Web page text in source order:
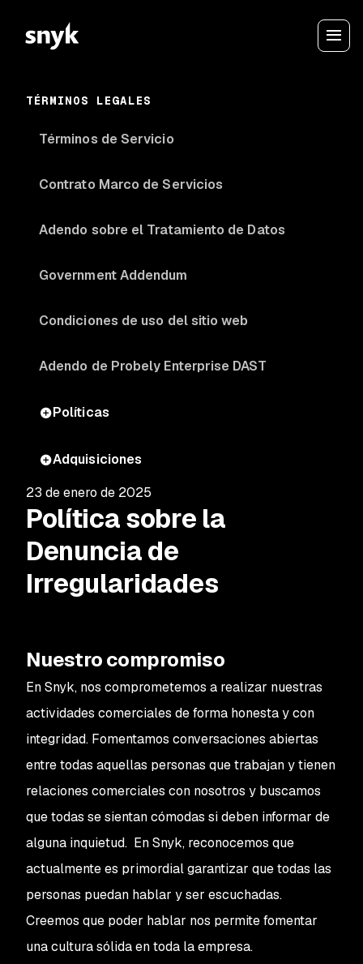
TÉRMINOS LEGALES
Términos de Servicio
Contrato Marco de Servicios
Adendo sobre el Tratamiento de Datos
Government Addendum
Condiciones de uso del sitio web
Adendo de Probely Enterprise DAST
Políticas
Adquisiciones
23 de enero de 2025
Política sobre la
Denuncia de
Irregularidades
Nuestro compromiso
En Snyk, nos comprometemos a realizar nuestras
actividades comerciales de forma honesta y con
integridad. Fomentamos conversaciones abiertas
entre todas aquellas personas que trabajan y tienen
relaciones comerciales con nosotros y buscamos
que todas se sientan cómodas si deben informar de
alguna inquietud. En Snyk, reconocemos que
actualmente es primordial garantizar que todas las
personas puedan hablar y ser escuchadas.
Creemos que poder hablar nos permite fomentar
una cultura sólida en toda la empresa.